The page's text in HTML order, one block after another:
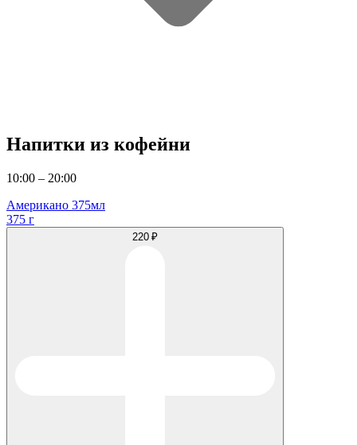
Напитки из кофейни
10:00 – 20:00
Американо 375мл
375 г
220 ₽